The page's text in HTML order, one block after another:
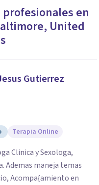
en
, United
Gutierrez
Terapia Online
Clinica y Sexologa,
Ademas maneja temas
Acompa{amiento en